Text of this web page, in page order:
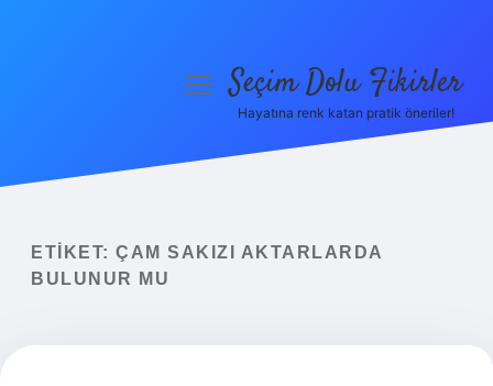
Yasal Uyarı
menüyüSeçim Dolu Fikirler
Hayatına renk katan pratik öneriler!
ETIKET: ÇAM SAKIZI AKTARLARDA
BULUNUR MU